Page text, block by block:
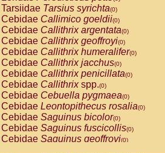
Tarsiidae Tarsius syrichta(0)
Cebidae Callimico goeldii(0)
Cebidae Callithrix argentata(0)
Cebidae Callithrix geoffroyi(0)
Cebidae Callithrix humeralifer(0)
Cebidae Callithrix jacchus(0)
Cebidae Callithrix penicillata(0)
Cebidae Callithrixspp.(0)
Cebidae Cebuella pygmaea(0)
Cebidae Leontopithecus rosalia(0)
Cebidae Saguinus bicolor(0)
Cebidae Saguinus fuscicollis(0)
Cebidae Saguinus geoffroyi(0)